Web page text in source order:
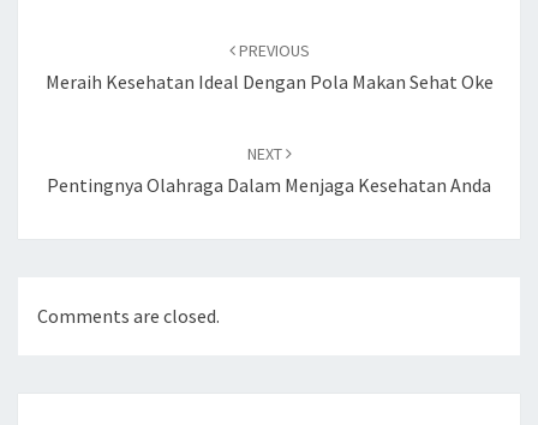
PREVIOUS
Meraih Kesehatan Ideal Dengan Pola Makan Sehat Oke
NEXT
Pentingnya Olahraga Dalam Menjaga Kesehatan Anda
Comments are closed.